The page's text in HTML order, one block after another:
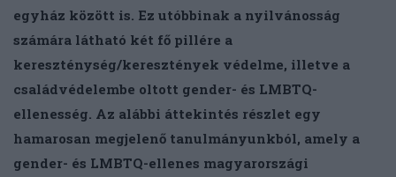
egyház között is. Ez utóbbinak a nyilvánosság
számára látható két fő pillére a
kereszténység/keresztények védelme, illetve a
családvédelembe oltott gender- és LMBTQ-
ellenesség. Az alábbi áttekintés részlet egy
hamarosan megjelenő tanulmányunkból, amely a
gender- és LMBTQ-ellenes magyarországi